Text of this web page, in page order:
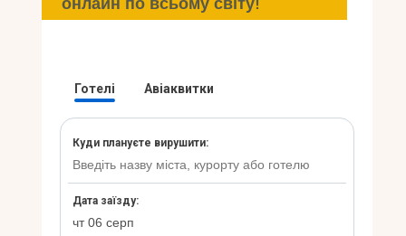
Блогонлайн по всьому світу!